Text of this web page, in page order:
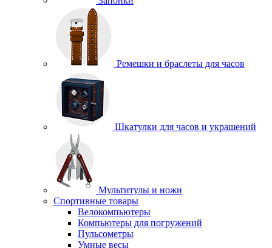
Ремешки и браслеты для часов
Шкатулки для часов и украшений
Мультитулы и ножи
Спортивные товары
Велокомпьютеры
Компьютеры для погружений
Пульсометры
Умные весы